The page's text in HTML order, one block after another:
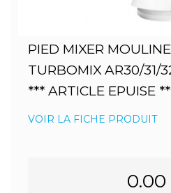
PIED MIXER
TURBOMIX AR30/31/
*** ARTICLE EPUISE
VOIR LA FICHE PRODUIT